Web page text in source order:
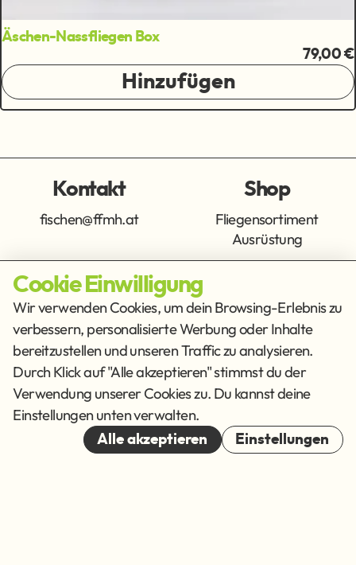
Äschen-Nassfliegen Box
79,00 €
Hinzufügen
Kontakt
fischen@ffmh.at
Shop
Fliegensortiment
Ausrüstung
Info
Impressum
Datenschutz
AGB
Get Social
© 2026
Cookie Einwilligung
Wir verwenden Cookies, um dein Browsing-Erlebnis zu
verbessern, personalisierte Werbung oder Inhalte
bereitzustellen und unseren Traffic zu analysieren.
Durch Klick auf "Alle akzeptieren" stimmst du der
Verwendung unserer Cookies zu. Du kannst deine
Einstellungen unten verwalten.
Alle akzeptieren Einstellungen